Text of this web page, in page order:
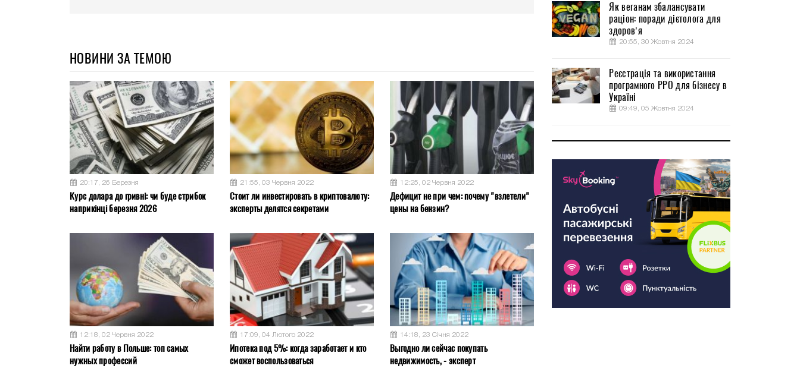
НОВИНИ ЗА ТЕМОЮ
20:17, 26 Березня
Курс долара до гривні: чи буде стрибок
наприкінці березня 2026
21:55, 03 Червня 2022
Стоит ли инвестировать в криптовалюту:
эксперты делятся секретами
12:25, 02 Червня 2022
Дефицит не при чем: почему "взлетели"
цены на бензин?
12:18, 02 Червня 2022
Найти работу в Польше: топ самых
нужных профессий
17:09, 04 Лютого 2022
Ипотека под 5%: когда заработает и кто
сможет воспользоваться
14:18, 23 Січня 2022
Выгодно ли сейчас покупать
недвижимость, - эксперт
Як веганам збалансувати
раціон: поради дієтолога для
здоров’я
20:55, 30 Жовтня 2024
Реєстрація та використання
програмного РРО для бізнесу в
Україні
09:49, 05 Жовтня 2024